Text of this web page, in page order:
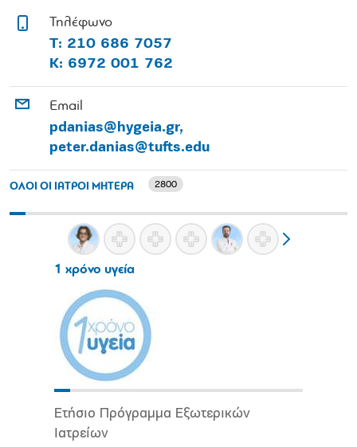
Τηλέφωνο
Τ: 210 686 7057
Κ: 6972 001 762
Email
pdanias@hygeia.gr,
peter.danias@tufts.edu
ΟΛΟΙ ΟΙ ΙΑΤΡΟΙ ΜΗΤΕΡΑ 2800
1 χρόνο υγεία
Ετήσιο Πρόγραμμα Εξωτερικών
Ιατρείων